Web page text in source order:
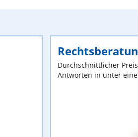
Durchschnittlicher
Antworten in unter